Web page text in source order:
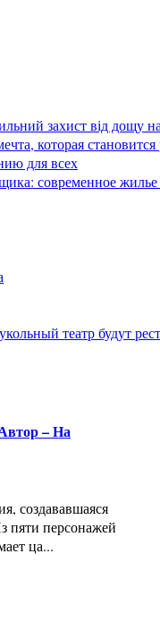
захист від дощу
которая
для всех
современное
театр будут
– На
создававшаяся
пяти персонажей
ца...